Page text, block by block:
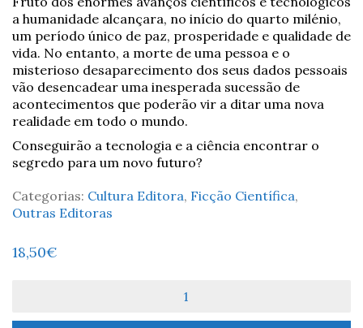
a humanidade alcançara, no início do quarto milénio,
um período único de paz, prosperidade e qualidade de
vida. No entanto, a morte de uma pessoa e o
misterioso desaparecimento dos seus dados pessoais
vão desencadear uma inesperada sucessão de
acontecimentos que poderão vir a ditar uma nova
realidade em todo o mundo.
Conseguirão a tecnologia e a ciência encontrar o
segredo para um novo futuro?
Categorias: Cultura Editora, Ficção Científica,
Outras Editoras
18,50€
A